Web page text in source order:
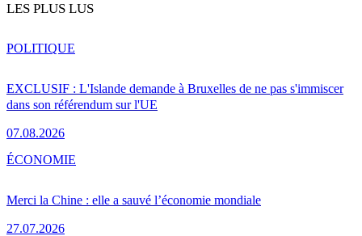
LES PLUS LUS
EXCLUSIF : L'Islande demande à Bruxelles de ne pas s'immiscer
dans son référendum sur l'UE
07.08.2026
POLITIQUE
Merci la Chine : elle a sauvé l’économie mondiale
27.07.2026
ÉCONOMIE